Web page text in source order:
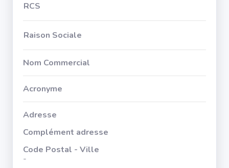
RCS
Raison Sociale
Nom Commercial
Acronyme
Adresse
Complément adresse
Code Postal - Ville
-